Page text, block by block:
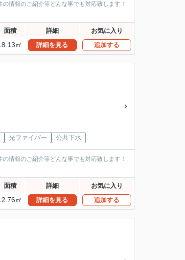
情報のご紹介等どんな事でも対応致します！
面積 詳細 お気に入り
㎡ 詳細を見る 追加する
光ファイバー 公共下水
情報のご紹介等どんな事でも対応致します！
面積 詳細 お気に入り
㎡ 詳細を見る 追加する